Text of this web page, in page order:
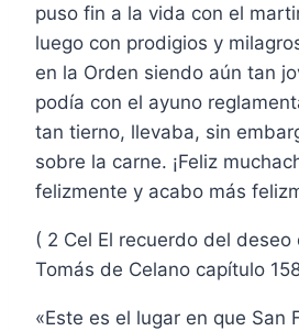
puso fin a la vida con el
luego con prodigios y
en la Orden siendo aún tan
podía con el ayuno
tan tierno, llevaba, sin
sobre la carne. ¡Feliz
felizmente y acabo más
( 2 Cel El recuerdo del
Tomás de Celano capítulo
«Este es el lugar en que San